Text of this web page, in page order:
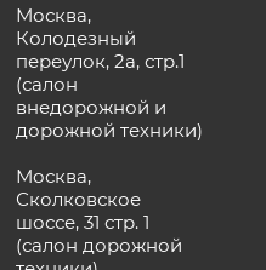
Москва,
Колодезный
переулок, 2а, стр.1
(салон
внедорожной и
дорожной техники)
Москва,
Сколковское
шоссе, 31 стр. 1
(салон дорожной